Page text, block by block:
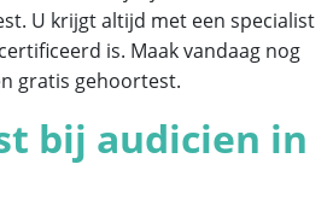
U krijgt altijd met een specialist
is. Maak vandaag nog
gratis gehoortest.
bij audicien in